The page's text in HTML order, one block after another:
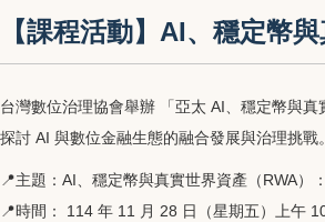
【課程活動】AI、穩定幣
台灣數位治理協會舉辦 「亞太 AI、穩定幣與
探討 AI 與數位金融生態的融合發展與治理挑戰。
📍主題：AI、穩定幣與真實世界資產（RWA）
📍時間： 114 年 11 月 28 日（星期五）上午